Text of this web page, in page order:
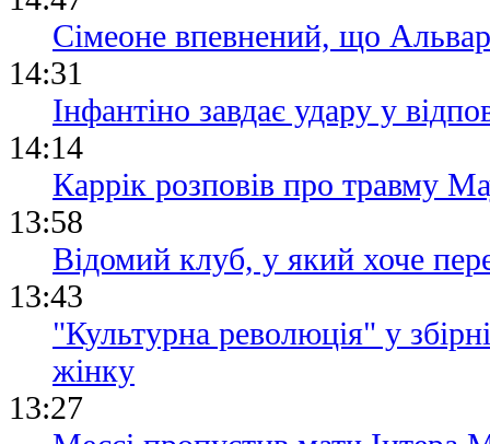
Сімеоне впевнений, що
14:31
Інфантіно завдає удару у
14:14
Каррік розповів про травму
13:58
Відомий клуб, у який хоче
13:43
"Культурна революція" у
жінку
13:27